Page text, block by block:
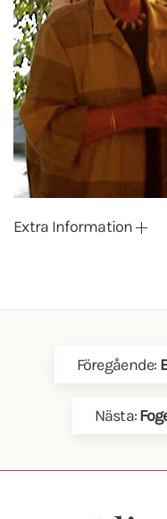
Extra Information
Föregående:
Nästa: